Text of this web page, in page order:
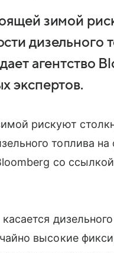
зимой
дизельного
агентство
экспертов.
рискуют
топлива на
со
высокие